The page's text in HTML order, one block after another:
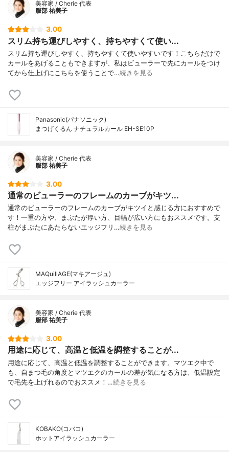
美容家 / Cherie 代表
服部 祐美子
3.00
スリム持ち運びしやすく、持ちやすくて使い...
スリム持ち運びしやすく、持ちやすくて使いやすいです！こちらだけで
カールをあげることもできますが、私はビューラーで先にカールをつけ
てから仕上げにこちらを使うことで…続きを見る
Panasonic(パナソニック)
まつげくるん ナチュラルカール EH-SE10P
美容家 / Cherie 代表
服部 祐美子
3.00
通常のビューラーのフレームのカーブがキツ...
通常のビューラーのフレームのカーブがキツイと感じる方におすすめで
す！一重の方や、まぶたが厚い方、目幅が広い方にもおススメです。支
柱がまぶたにあたらないエッジフリ…続きを見る
MAQuillAGE(マキアージュ)
エッジフリー アイラッシュカーラー
美容家 / Cherie 代表
服部 祐美子
3.00
用途に応じて、高温と低温を調整することが...
用途に応じて、高温と低温を調整することができます。マツエク中で
も、自まつ毛の角度とマツエクのカールの差が気になる方は、低温設定
で毛先を上げれるのでおススメ！…続きを見る
KOBAKO(コバコ)
ホットアイラッシュカーラー